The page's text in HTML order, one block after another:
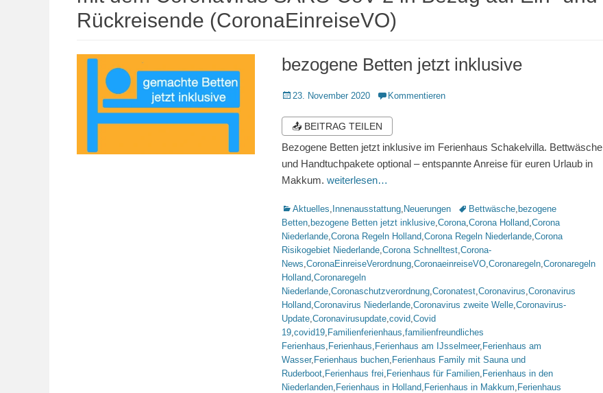
Rückreisende (CoronaEinreiseVO)
bezogene Betten jetzt inklusive
Veröffentlicht
23. November 2020 Kommentieren
📤 BEITRAG TEILEN
Bezogene Betten jetzt inklusive im Ferienhaus Schakelvilla. Bettwäsche
und Handtuchpakete optional – entspannte Anreise für euren Urlaub in
Makkum. weiterlesen…
Kategorien
Aktuelles, Innenausstattung, Neuerungen Schlagworte
Bettwäsche, bezogene
Betten, bezogene Betten jetzt inklusive,Corona,Corona Holland,Corona
Niederlande,Corona Regeln Holland,Corona Regeln Niederlande,Corona
Risikogebiet Niederlande,Corona Schnelltest,Corona-
News,CoronaEinreiseVerordnung,CoronaeinreiseVO,Coronaregeln,Coronaregeln
Holland,Coronaregeln
Niederlande,Coronaschutzverordnung,Coronatest,Coronavirus,Coronavirus
Holland,Coronavirus Niederlande,Coronavirus zweite Welle,Coronavirus-
Update,Coronavirusupdate,covid,Covid
19,covid19, Familienferienhaus,familienfreundliches
Ferienhaus, Ferienhaus, Ferienhaus am IJsselmeer, Ferienhaus am
Wasser, Ferienhaus buchen, Ferienhaus Family mit Sauna und
Ruderboot, Ferienhaus frei, Ferienhaus für Familien, Ferienhaus in den
Niederlanden, Ferienhaus in Holland, Ferienhaus in Makkum, Ferienhaus